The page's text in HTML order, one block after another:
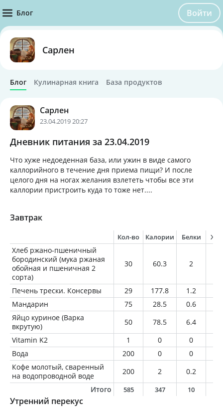
Блог Войти
Сарлен
Блог Кулинарная книга База продуктов
Сарлен
23.04.2019 20:27
Дневник питания за 23.04.2019
Что хуже недоеденная база, или ужин в виде самого
каллорийного в течение дня приема пищи? И после
целого дня на ногах желания взлететь чтобы все эти
каллории пристроить куда то тоже нет....
Завтрак
Кол-во Калории Белки
Хлеб ржано-пшеничный
бородинский (мука ржаная
обойная и пшеничная 2
сорта)
30 60.3 2
Печень трески. Консервы 29 177.8 1.2
Мандарин
75 28.5 0.6
Яйцо куриное (Варка
вкрутую)
50 78.5 6.4
Vitamin K2
1 0 0
Вода
200 0 0
Кофе молотый, сваренный
на водопроводной воде
200 2 0.2
Итого
585 347 10
Утренний перекус